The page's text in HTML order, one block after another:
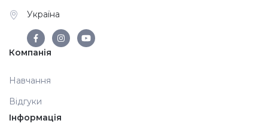
Україна
Компанія
Навчання
Відгуки
Інформація